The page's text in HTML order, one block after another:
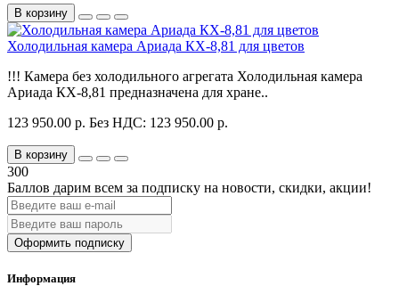
В корзину
Холодильная камера Ариада КХ-8,81 для цветов
!!! Камера без холодильного агрегата Холодильная камера
Ариада КХ-8,81 предназначена для хране..
123 950.00 р. Без НДС: 123 950.00 р.
В корзину
300
Баллов дарим всем за подписку на новости, скидки, акции!
Оформить подписку
Информация